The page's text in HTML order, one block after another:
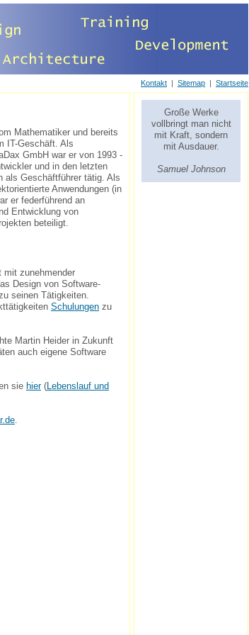
Kontakt | Sitemap | Startseite
Mathematiker und bereits
IT-Geschäft. Als
GmbH war er von 1993 -
und in den letzten
als Geschäftführer tätig. Als
Anwendungen (in
er federführend an
Entwicklung von
beteiligt.
mit zunehmender
Design von Software-
seinen Tätigkeiten.
Schulungen zu
Martin Heider in Zukunft
auch eigene Software
sie hier(Lebenslauf und
.
Große Werke
vollbringt man nicht
mit Kraft, sondern
mit Ausdauer.
Samuel Johnson